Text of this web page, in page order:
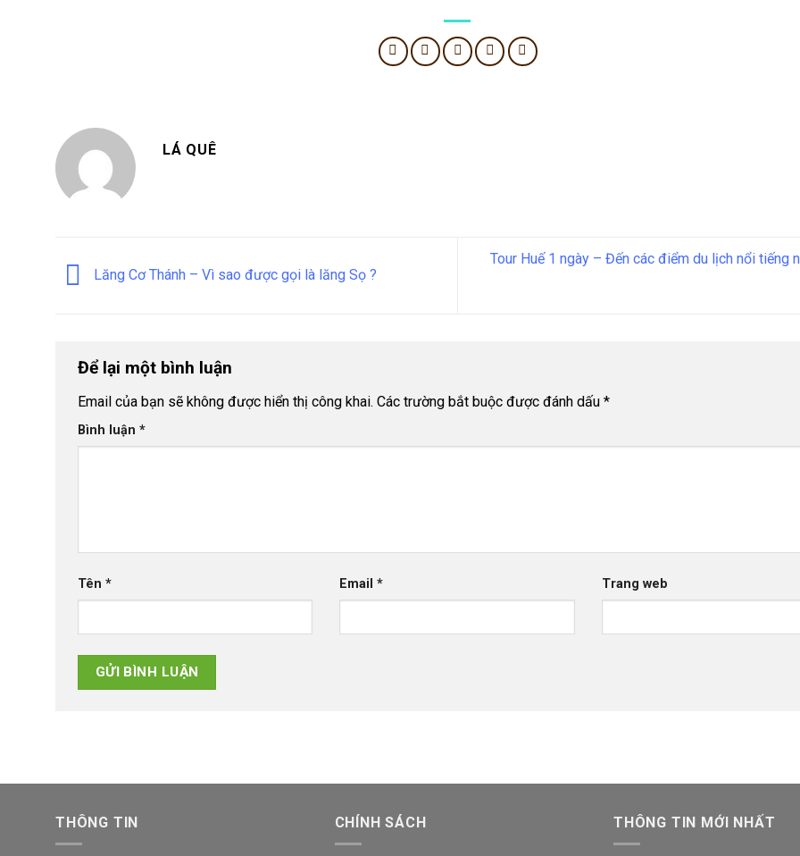
LÁ QUÊ
Lăng Cơ Thánh – Vì sao được gọi là lăng Sọ ?
Tour Huế 1 ngày – Đến các điểm du lịch nổi tiếng
Để lại một bình luận
Email của bạn sẽ không được hiển thị công khai. Các trường bắt buộc được đánh dấu *
Bình luận *
Tên * Email* Trang web
THÔNG TIN CHÍNH SÁCH THÔNG TIN MỚI NHẤT